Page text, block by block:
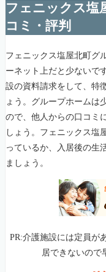
フェニックス塩
コミ・評判
フェニックス塩屋北町グ
ーネット上だと少ないで
設の資料請求をして、特
ょう。グループホームは
ので、他人からの口コミ
しょう。フェニックス塩
っているか、入居後の生
ましょう。
PR:介護施設には定員が
居できないので